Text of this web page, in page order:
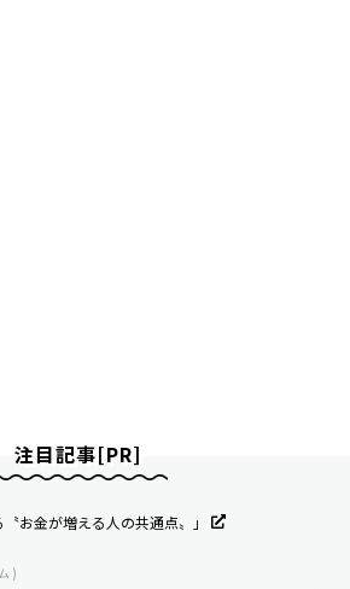
注目記事[PR]
〝お金が増える人の共通点〟」
)